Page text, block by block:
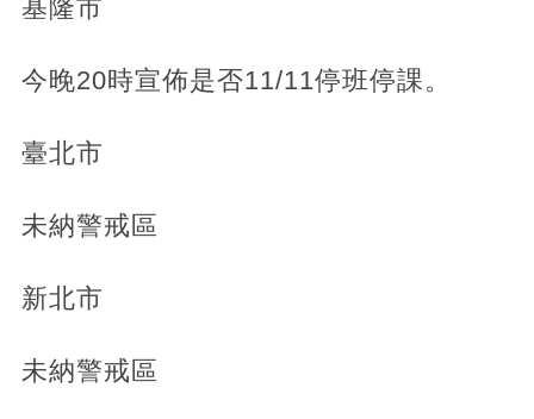
基隆市
今晚20時宣佈是否11/11停班停課。
臺北市
未納警戒區
新北市
未納警戒區